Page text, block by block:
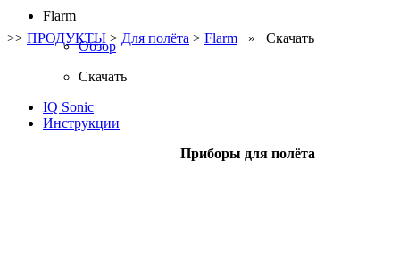
>> ПРОДУКТЫ > Для полёта > Flarm » Скачать
Flarm
Обзор
Скачать
IQ Sonic
Инструкции
Приборы для полёта